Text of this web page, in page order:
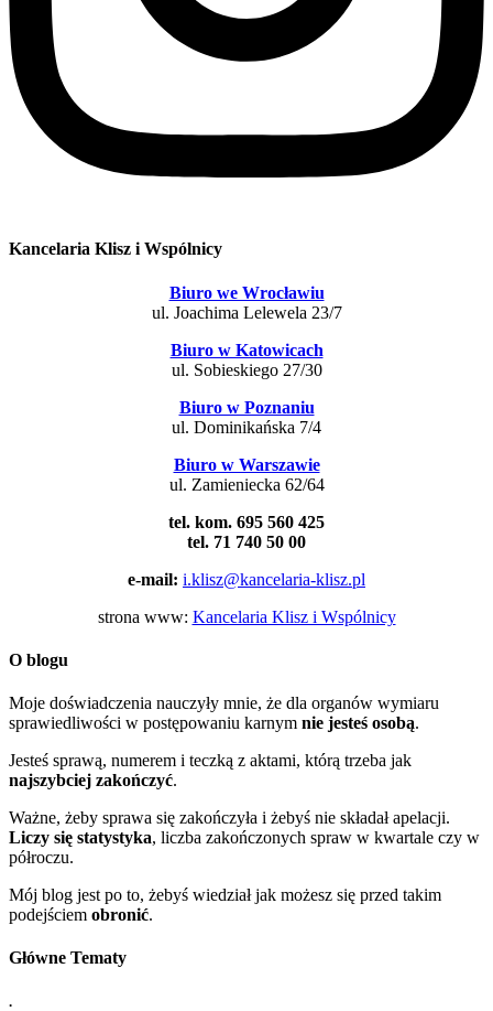
Kancelaria Klisz i Wspólnicy
Biuro we Wrocławiu
ul. Joachima Lelewela 23/7
Biuro w Katowicach
ul. Sobieskiego 27/30
Biuro w Poznaniu
ul. Dominikańska 7/4
Biuro w Warszawie
ul. Zamieniecka 62/64
tel. kom. 695 560 425
tel. 71 740 50 00
e-mail: i.klisz@kancelaria-klisz.pl
strona www: Kancelaria Klisz i Wspólnicy
O blogu
Moje doświadczenia nauczyły mnie, że dla organów wymiaru
sprawiedliwości w postępowaniu karnym nie jesteś osobą.
Jesteś sprawą, numerem i teczką z aktami, którą trzeba jak
najszybciej zakończyć.
Ważne, żeby sprawa się zakończyła i żebyś nie składał apelacji.
Liczy się statystyka, liczba zakończonych spraw w kwartale czy w
półroczu.
Mój blog jest po to, żebyś wiedział jak możesz się przed takim
podejściem obronić.
Główne Tematy
.